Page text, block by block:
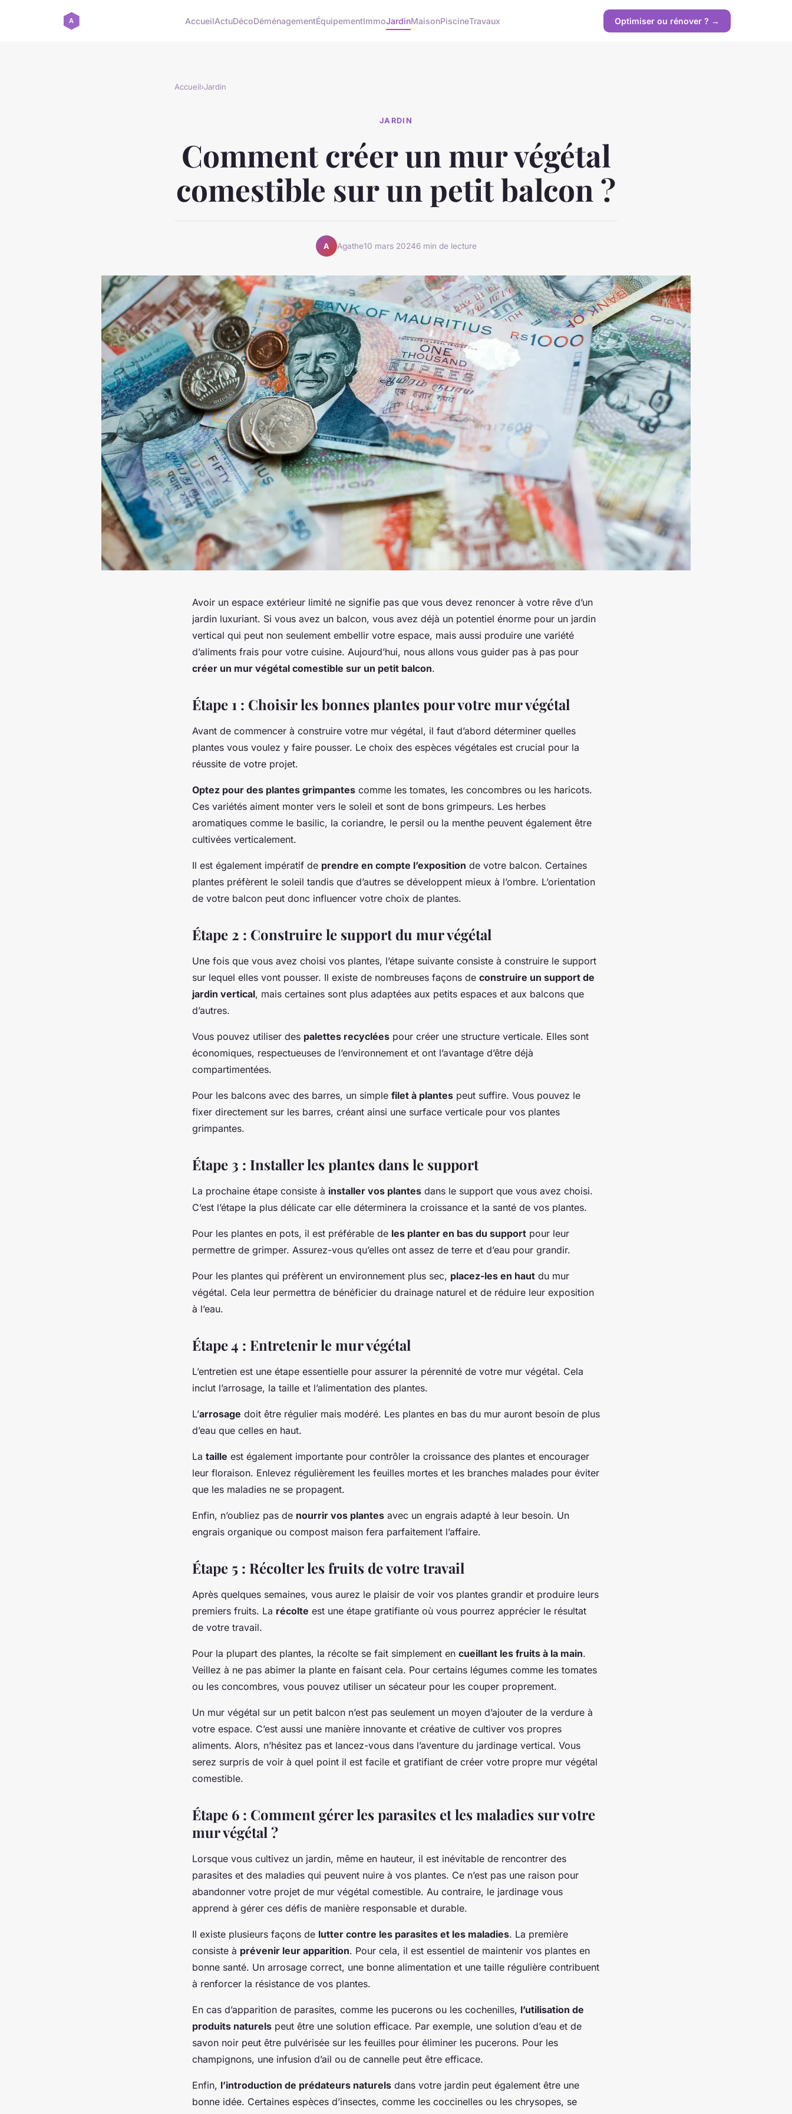
AccueilActuDécoDéménagementÉquipementImmoJardinMaisonPiscineTravaux Optimiser ou rénover ? →
Accueil›Jardin
JARDIN
Comment créer un mur végétal
comestible sur un petit balcon ?
A Agathe10 mars 20246 min de lecture
Avoir un espace extérieur limité ne signifie pas que vous devez renoncer à votre rêve d’un
jardin luxuriant. Si vous avez un balcon, vous avez déjà un potentiel énorme pour un jardin
vertical qui peut non seulement embellir votre espace, mais aussi produire une variété
d’aliments frais pour votre cuisine. Aujourd’hui, nous allons vous guider pas à pas pour
créer un mur végétal comestible sur un petit balcon.
Étape 1 : Choisir les bonnes plantes pour votre mur végétal
Avant de commencer à construire votre mur végétal, il faut d’abord déterminer quelles
plantes vous voulez y faire pousser. Le choix des espèces végétales est crucial pour la
réussite de votre projet.
Optez pour des plantes grimpantes comme les tomates, les concombres ou les haricots.
Ces variétés aiment monter vers le soleil et sont de bons grimpeurs. Les herbes
aromatiques comme le basilic, la coriandre, le persil ou la menthe peuvent également être
cultivées verticalement.
Il est également impératif de prendre en compte l’exposition de votre balcon. Certaines
plantes préfèrent le soleil tandis que d’autres se développent mieux à l’ombre. L’orientation
de votre balcon peut donc influencer votre choix de plantes.
Étape 2 : Construire le support du mur végétal
Une fois que vous avez choisi vos plantes, l’étape suivante consiste à construire le support
sur lequel elles vont pousser. Il existe de nombreuses façons de construire un support de
jardin vertical, mais certaines sont plus adaptées aux petits espaces et aux balcons que
d’autres.
Vous pouvez utiliser des palettes recyclées pour créer une structure verticale. Elles sont
économiques, respectueuses de l’environnement et ont l’avantage d’être déjà
compartimentées.
Pour les balcons avec des barres, un simple filet à plantes peut suffire. Vous pouvez le
fixer directement sur les barres, créant ainsi une surface verticale pour vos plantes
grimpantes.
Étape 3 : Installer les plantes dans le support
La prochaine étape consiste à installer vos plantes dans le support que vous avez choisi.
C’est l’étape la plus délicate car elle déterminera la croissance et la santé de vos plantes.
Pour les plantes en pots, il est préférable de les planter en bas du support pour leur
permettre de grimper. Assurez-vous qu’elles ont assez de terre et d’eau pour grandir.
Pour les plantes qui préfèrent un environnement plus sec, placez-les en haut du mur
végétal. Cela leur permettra de bénéficier du drainage naturel et de réduire leur exposition
à l’eau.
Étape 4 : Entretenir le mur végétal
L’entretien est une étape essentielle pour assurer la pérennité de votre mur végétal. Cela
inclut l’arrosage, la taille et l’alimentation des plantes.
L’arrosage doit être régulier mais modéré. Les plantes en bas du mur auront besoin de plus
d’eau que celles en haut.
La taille est également importante pour contrôler la croissance des plantes et encourager
leur floraison. Enlevez régulièrement les feuilles mortes et les branches malades pour éviter
que les maladies ne se propagent.
Enfin, n’oubliez pas de nourrir vos plantes avec un engrais adapté à leur besoin. Un
engrais organique ou compost maison fera parfaitement l’affaire.
Étape 5 : Récolter les fruits de votre travail
Après quelques semaines, vous aurez le plaisir de voir vos plantes grandir et produire leurs
premiers fruits. La récolte est une étape gratifiante où vous pourrez apprécier le résultat
de votre travail.
Pour la plupart des plantes, la récolte se fait simplement en cueillant les fruits à la main.
Veillez à ne pas abimer la plante en faisant cela. Pour certains légumes comme les tomates
ou les concombres, vous pouvez utiliser un sécateur pour les couper proprement.
Un mur végétal sur un petit balcon n’est pas seulement un moyen d’ajouter de la verdure à
votre espace. C’est aussi une manière innovante et créative de cultiver vos propres
aliments. Alors, n’hésitez pas et lancez-vous dans l’aventure du jardinage vertical. Vous
serez surpris de voir à quel point il est facile et gratifiant de créer votre propre mur végétal
comestible.
Étape 6 : Comment gérer les parasites et les maladies sur votre
mur végétal ?
Lorsque vous cultivez un jardin, même en hauteur, il est inévitable de rencontrer des
parasites et des maladies qui peuvent nuire à vos plantes. Ce n’est pas une raison pour
abandonner votre projet de mur végétal comestible. Au contraire, le jardinage vous
apprend à gérer ces défis de manière responsable et durable.
Il existe plusieurs façons de lutter contre les parasites et les maladies. La première
consiste à prévenir leur apparition. Pour cela, il est essentiel de maintenir vos plantes en
bonne santé. Un arrosage correct, une bonne alimentation et une taille régulière contribuent
à renforcer la résistance de vos plantes.
En cas d’apparition de parasites, comme les pucerons ou les cochenilles, l’utilisation de
produits naturels peut être une solution efficace. Par exemple, une solution d’eau et de
savon noir peut être pulvérisée sur les feuilles pour éliminer les pucerons. Pour les
champignons, une infusion d’ail ou de cannelle peut être efficace.
Enfin, l’introduction de prédateurs naturels dans votre jardin peut également être une
bonne idée. Certaines espèces d’insectes, comme les coccinelles ou les chrysopes, se